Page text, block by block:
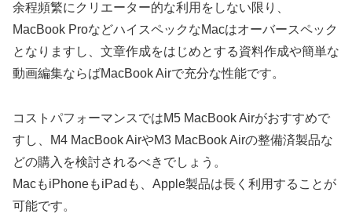
余程頻繁にクリエーター的な利用をしない限り、
MacBook ProなどハイスペックなMacはオーバースペック
となりますし、文章作成をはじめとする資料作成や簡単な
動画編集ならばMacBook Airで充分な性能です。
コストパフォーマンスではM5 MacBook Airがおすすめで
すし、M4 MacBook AirやM3 MacBook Airの整備済製品な
どの購入を検討されるべきでしょう。
MacもiPhoneもiPadも、Apple製品は長く利用することが
可能です。